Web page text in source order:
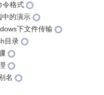
令格式
中的演示
下文件传输
目录
名